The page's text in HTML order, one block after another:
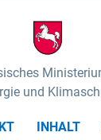
und
INHALT